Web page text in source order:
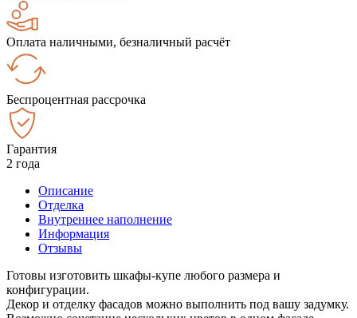
Оплата наличными, безналичный расчёт
Беспроцентная рассрочка
Гарантия
2 года
Описание
Отделка
Внутреннее наполнение
Информация
Отзывы
Готовы изготовить шкафы-купе любого размера и
конфигурации.
Декор и отделку фасадов можно выполнить под вашу задумку.